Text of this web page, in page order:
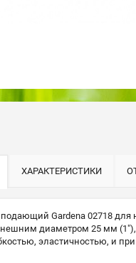
ХАРАКТЕРИСТИКИ
Gardena 02718 для
диаметром 25 мм (1"),
эластичностью, и